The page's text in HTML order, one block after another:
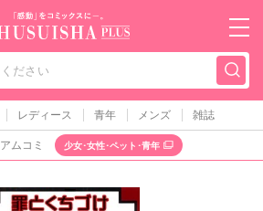
秋水社PLUS（テ
レディース 青年 メンズ 雑誌
アムコミ 少女･女性･ペット･青年